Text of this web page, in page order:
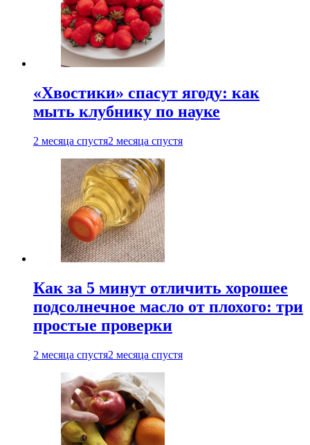
«Хвостики» спасут ягоду: как
мыть клубнику по науке
2 месяца спустя2 месяца спустя
Как за 5 минут отличить хорошее
подсолнечное масло от плохого: три
простые проверки
2 месяца спустя2 месяца спустя